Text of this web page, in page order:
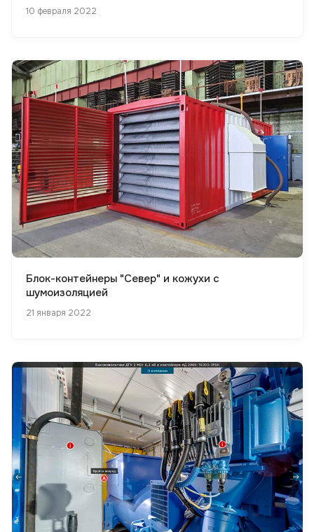
10 февраля 2022
Блок-контейнеры "Север" и кожухи с
шумоизоляцией
21 января 2022